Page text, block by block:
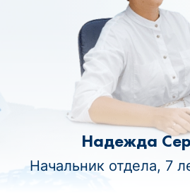
Надежда
Начальник отдела, 7